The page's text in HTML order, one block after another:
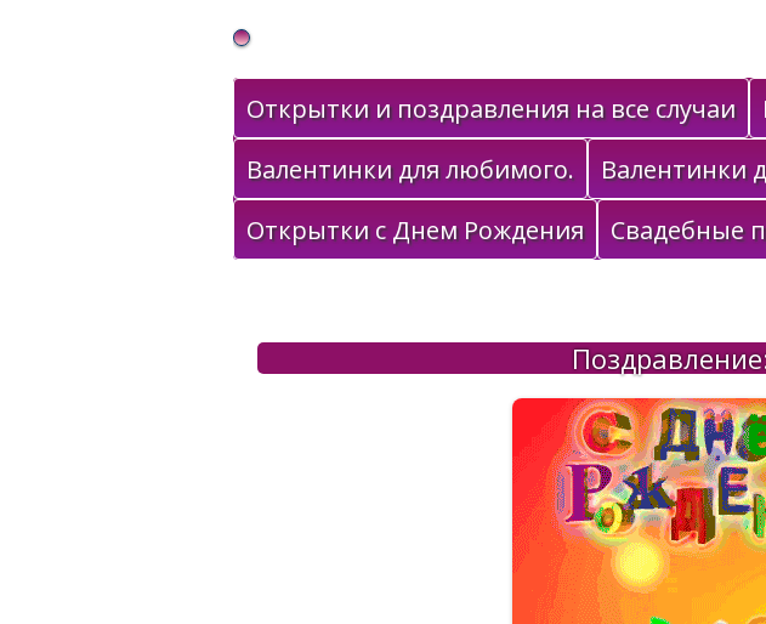
Gif Открытки в подарок
Открытки и поздравления на все случаи
Валентинки для любимого.
Валентинки
Открытки с Днем Рождения
Свадебные